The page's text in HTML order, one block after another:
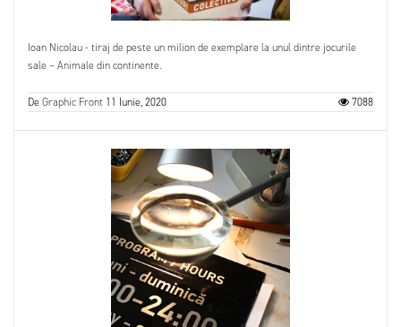
Ioan Nicolau - tiraj de peste un milion de exemplare la unul dintre jocurile
sale – Animale din continente.
DeGraphic Front 11 Iunie, 2020 7088